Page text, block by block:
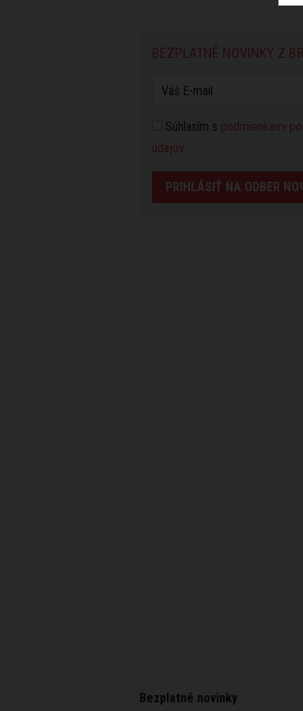
BEZPLATNÉ NOVINKY Z
Súhlasím s podmienkami
údajov
PRIHLÁSIŤ NA ODBER
Bezplatné novinky